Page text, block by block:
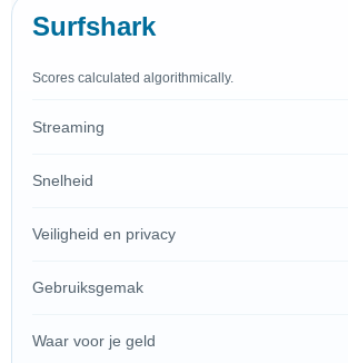
Surfshark
Scores calculated algorithmically.
Streaming
Snelheid
Veiligheid en privacy
Gebruiksgemak
Waar voor je geld